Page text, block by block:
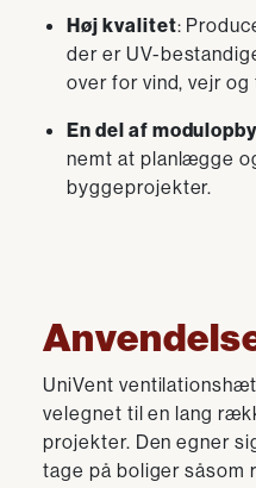
Høj kvalitet:
der er UV-
over for vind, vejr
En del af
nemt at planlægge
byggeprojekter.
UniVent
velegnet til en lang
projekter. Den egner
tage på boliger såsom